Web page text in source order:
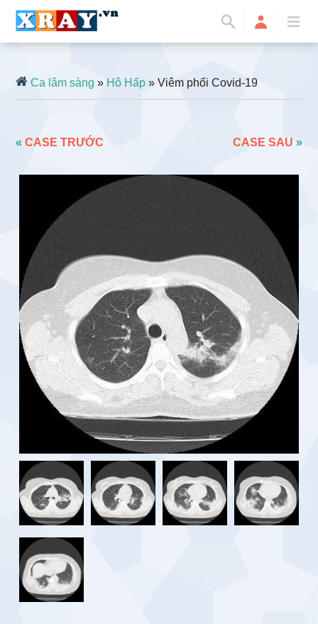
Ca lâm sàng » Hô Hấp » Viêm phổi Covid-19
«CASE TRƯỚC CASE SAU »